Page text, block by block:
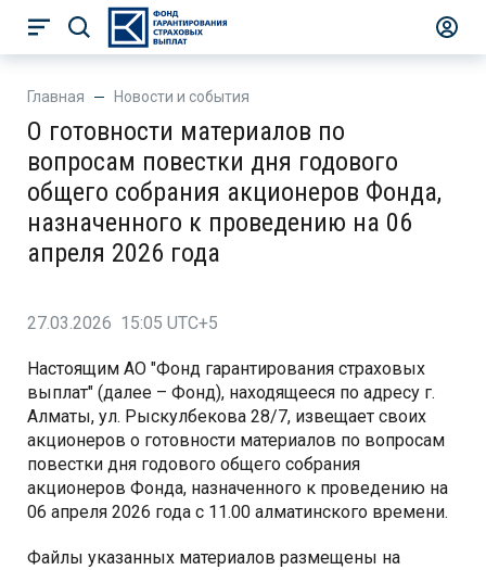
Главная Новости и события
О готовности материалов по
вопросам повестки дня годового
общего собрания акционеров Фонда,
назначенного к проведению на 06
апреля 2026 года
27.03.2026 15:05 UTC+5
Настоящим АО "Фонд гарантирования страховых
выплат" (далее – Фонд), находящееся по адресу г.
Алматы, ул. Рыскулбекова 28/7, извещает своих
акционеров о готовности материалов по вопросам
повестки дня годового общего собрания
акционеров Фонда, назначенного к проведению на
06 апреля 2026 года с 11.00 алматинского времени.
Файлы указанных материалов размещены на